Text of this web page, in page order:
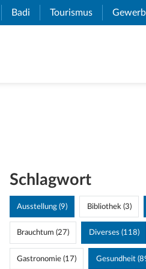
Link)
Badi (External Link)
Tourismus (External
Schlagwort
Ausstellung (9) Bibliothek (3)
Brauchtum (27) Diverses (118)
Gastronomie (17) Gesundheit